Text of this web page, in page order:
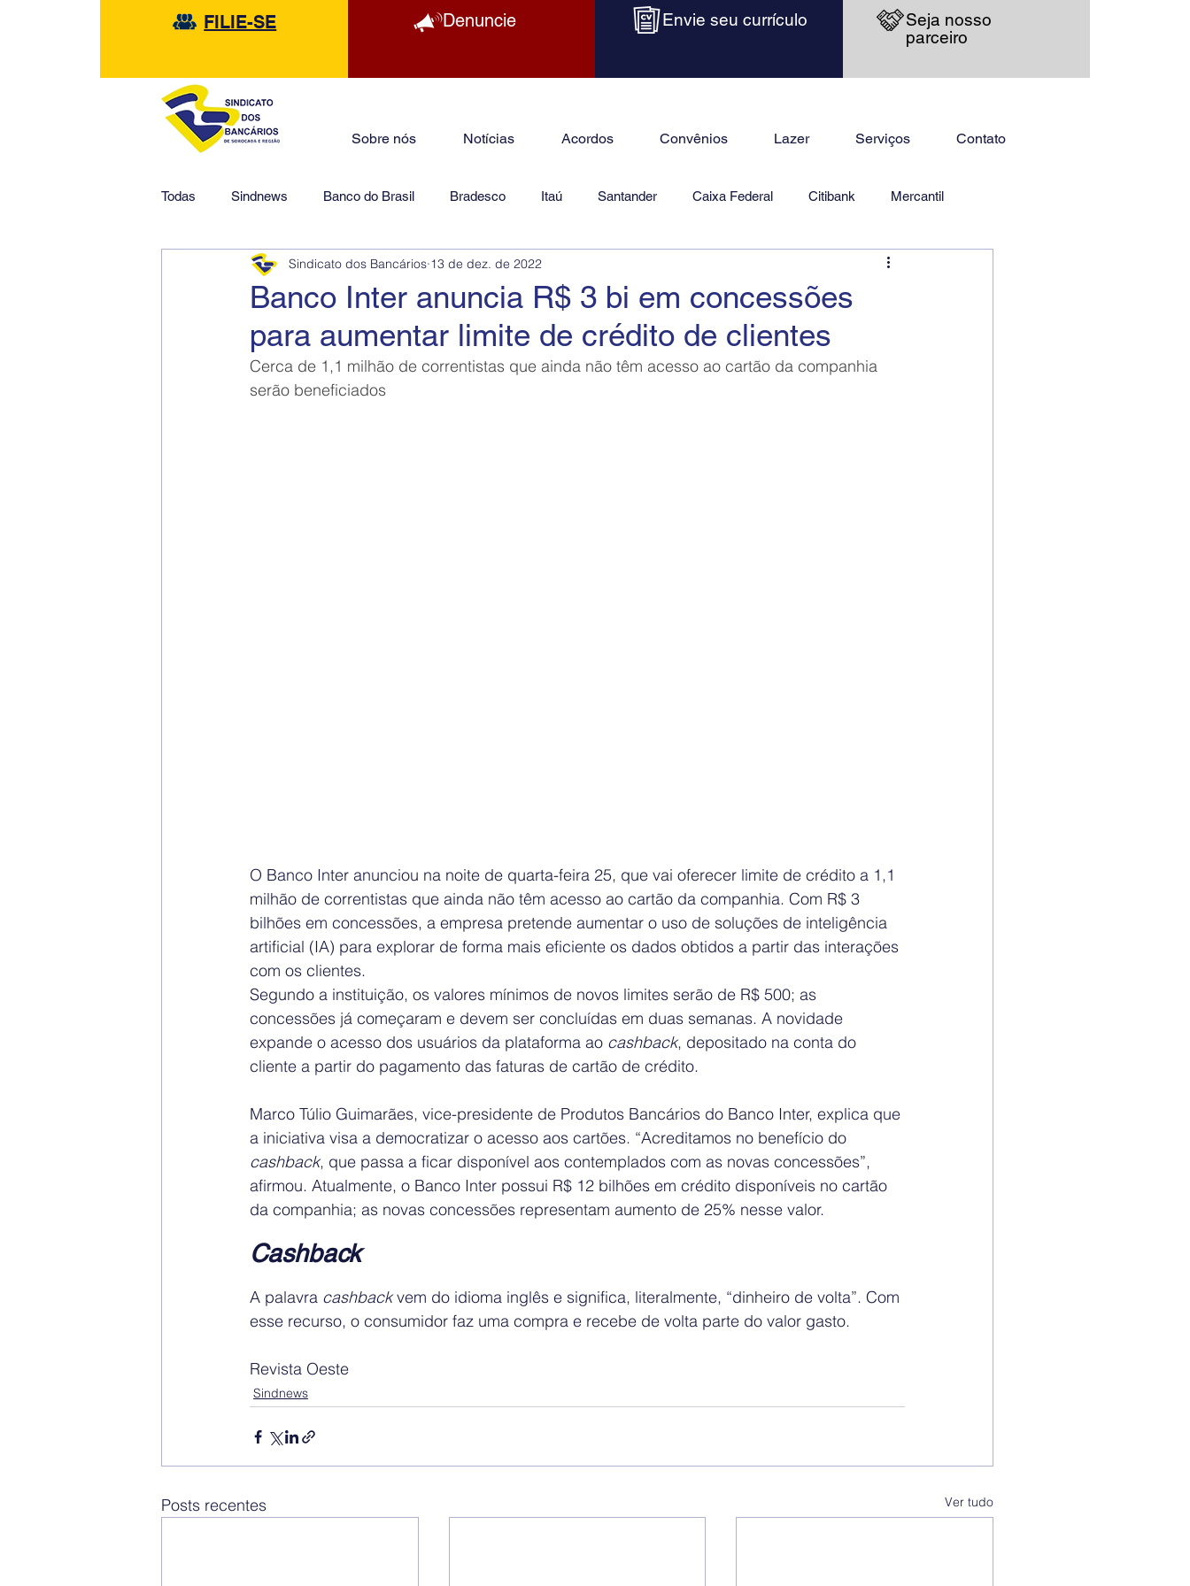
FILIE-SE Denuncie Envie seu currículo
Seja nosso
parceiro
Sobre nós Notícias Acordos Convênios Lazer Serviços Contato
Todas Sindnews Banco do Brasil Bradesco Itaú Santander Caixa Federal Citibank Mercantil
HSBC Financeiras Jurídico
Banco Inter anuncia R$ 3 bi em concessões
para aumentar limite de crédito de clientes
Sindicato dos Bancários 13 de dez. de 2022
Cerca de 1,1 milhão de correntistas que ainda não têm acesso ao cartão da companhia
serão beneficiados
O Banco Inter anunciou na noite de quarta-feira 25, que vai oferecer limite de crédito a 1,1
milhão de correntistas que ainda não têm acesso ao cartão da companhia. Com R$ 3
bilhões em concessões, a empresa pretende aumentar o uso de soluções de inteligência
artificial (IA) para explorar de forma mais eficiente os dados obtidos a partir das interações
com os clientes.
Segundo a instituição, os valores mínimos de novos limites serão de R$ 500; as
concessões já começaram e devem ser concluídas em duas semanas. A novidade
expande o acesso dos usuários da plataforma ao cashback, depositado na conta do
cliente a partir do pagamento das faturas de cartão de crédito.
Marco Túlio Guimarães, vice-presidente de Produtos Bancários do Banco Inter, explica que
a iniciativa visa a democratizar o acesso aos cartões. “Acreditamos no benefício do
cashback, que passa a ficar disponível aos contemplados com as novas concessões”,
afirmou. Atualmente, o Banco Inter possui R$ 12 bilhões em crédito disponíveis no cartão
da companhia; as novas concessões representam aumento de 25% nesse valor.
Cashback
A palavra cashback vem do idioma inglês e significa, literalmente, “dinheiro de volta”. Com
esse recurso, o consumidor faz uma compra e recebe de volta parte do valor gasto.
Revista Oeste
Sindnews
Posts recentes Ver tudo